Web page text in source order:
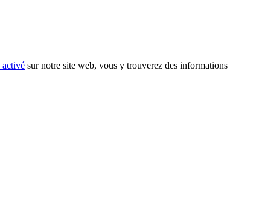
activé sur notre site web, vous y trouverez des informations